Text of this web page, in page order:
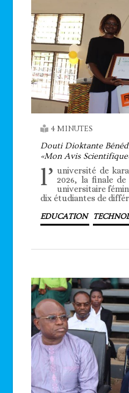
4 MINUTES
Douti Dioktante
«Mon Avis
l’ université de
2026, la finale
universitaire
dix étudiantes de
EDUCATION